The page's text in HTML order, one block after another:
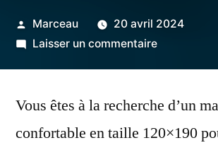
Publié
par
Marceau
20 avril 2024
Laisser un commentairesur
un
120×190
Vous êtes à la recherche d’un
confortable en taille 120×190